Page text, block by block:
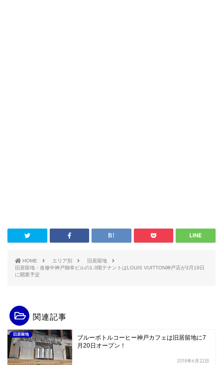
HOME エリア別
旧居留地
旧居留地・改修中神戸御幸ビルの1-3階テナントはLOUIS VUITTON神戸店が3月19日
に開業予定
関連記事
旧居留地
ブルーボトルコーヒー神戸カフェは旧居留地に7
月20日オープン！
2018年6月22日